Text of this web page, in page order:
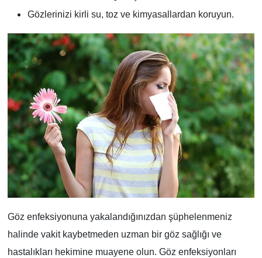
Gözlerinizi kirli su, toz ve kimyasallardan koruyun.
Göz enfeksiyonuna yakalandığınızdan şüphelenmeniz
halinde vakit kaybetmeden uzman bir göz sağlığı ve
hastalıkları hekimine muayene olun. Göz enfeksiyonları